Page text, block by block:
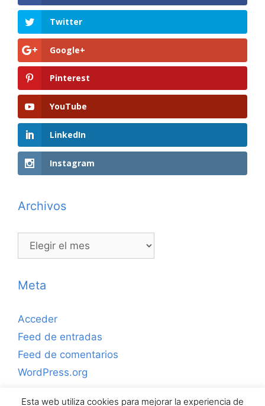
Twitter
Google+
Pinterest
YouTube
LinkedIn
Instagram
Archivos
Archivos
Meta
Acceder
Feed de entradas
Feed de comentarios
WordPress.org
Esta web utiliza cookies para mejorar la experiencia de